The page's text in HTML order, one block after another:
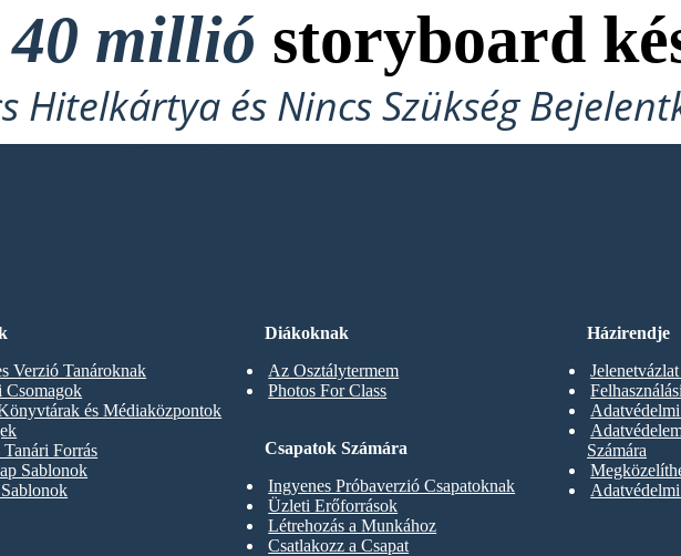
40 millió storyboard
Hitelkártya és Nincs Szükség
Kipróbáláshoz!
Diákoknak
Az Osztálytermem
Photos For Class
Verzió Tanároknak
Csomagok
és Médiaközpontok
Forrás
Sablonok
Csapatok Számára
Ingyenes Próbaverzió Csapatoknak
Üzleti Erőforrások
Létrehozás a Munkához
Csatlakozz a Csapat
Házirendje
Számára